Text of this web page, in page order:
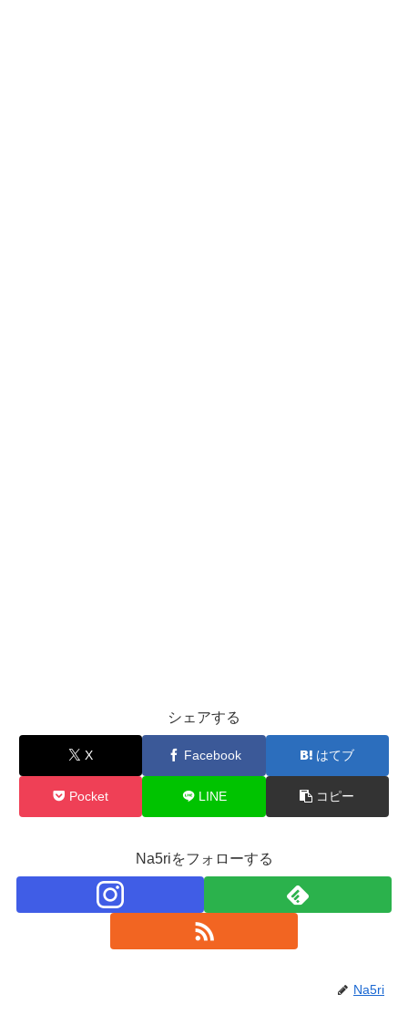
シェアする
X Facebook はてブ
Pocket LINE コピー
Na5riをフォローする
Na5ri